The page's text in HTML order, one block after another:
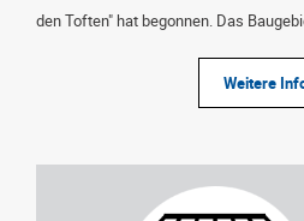
den Toften" hat begonnen. Das
Weitere